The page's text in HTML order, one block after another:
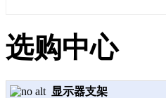
选购中心
显示器支架